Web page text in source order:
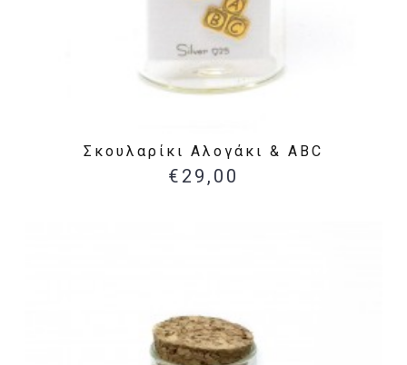
Σκουλαρίκι Αλογάκι & ABC
€29,00